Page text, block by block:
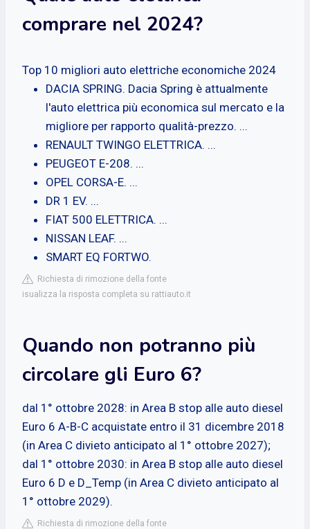
comprare nel 2024?
Top 10 migliori auto elettriche economiche 2024
DACIA SPRING. Dacia Spring è attualmente
l'auto elettrica più economica sul mercato e la
migliore per rapporto qualità-prezzo. ...
RENAULT TWINGO ELETTRICA. ...
PEUGEOT E-208. ...
OPEL CORSA-E. ...
DR 1 EV. ...
FIAT 500 ELETTRICA. ...
NISSAN LEAF. ...
SMART EQ FORTWO.
Richiesta di rimozione della fonte
isualizza la risposta completa su rattiauto.it
Quando non potranno più
circolare gli Euro 6?
dal 1° ottobre 2028: in Area B stop alle auto diesel
Euro 6 A-B-C acquistate entro il 31 dicembre 2018
(in Area C divieto anticipato al 1° ottobre 2027);
dal 1° ottobre 2030: in Area B stop alle auto diesel
Euro 6 D e D_Temp (in Area C divieto anticipato al
1° ottobre 2029).
Richiesta di rimozione della fonte